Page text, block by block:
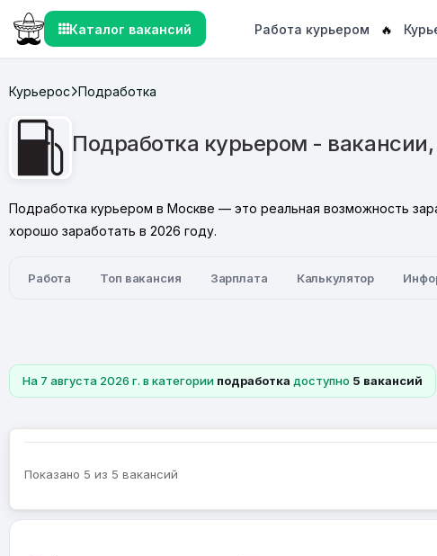
Каталог вакансий Работа курьером 🔥
Курьерос Подработка
Подработка курьером -
Подработка курьером в Москве — это реальная возможность
хорошо заработать в 2026 году.
Работа Топ вакансия Зарплата Калькулятор
На 7 августа 2026 г. в категории подработка доступно 5 вакансий
Показано 5 из 5 вакансий